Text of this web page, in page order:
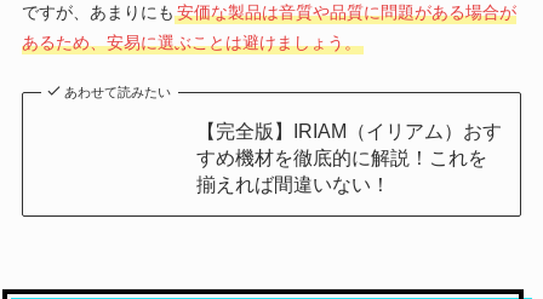
ですが、あまりにも 安価な製品は音質や品質に問題がある場合が
あるため、安易に選ぶことは避けましょう。
あわせて読みたい
【完全版】IRIAM（イリアム）おす
すめ機材を徹底的に解説！これを
揃えれば間違いない！